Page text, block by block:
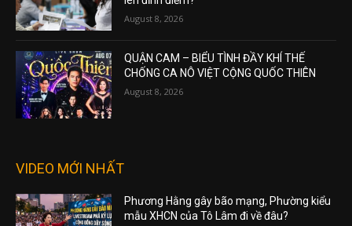
August 8, 2026
QUẬN CAM – BIỂU TÌNH ĐẦY KHÍ THẾ
CHỐNG CA NÔ VIỆT CỘNG QUỐC THIÊN
August 8, 2026
VIDEO MỚI NHẤT
Phương Hằng gây bão mạng, Phường kiểu
mẫu XHCN của Tô Lâm đi về đâu?